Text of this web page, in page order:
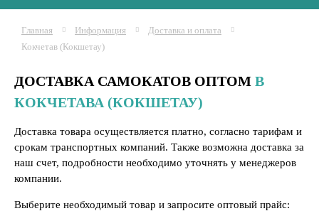
Главная Информация
Доставка и оплата
Кокчетав (Кокшетау)
ДОСТАВКА САМОКАТОВ ОПТОМ В
КОКЧЕТАВА (КОКШЕТАУ)
Доставка товара осуществляется платно, согласно тарифам и
срокам транспортных компаний. Также возможна доставка за
наш счет, подробности необходимо уточнять у менеджеров
компании.
Выберите необходимый товар и запросите оптовый прайс: